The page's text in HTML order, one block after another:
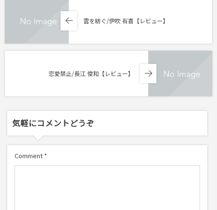
雲を紡ぐ/伊吹 有喜【レビュー】
恋愛禁止/長江 俊和【レビュー】
気軽にコメントどうぞ
Comment *